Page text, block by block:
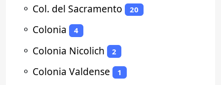
⚬ Col. del Sacramento 20
⚬ Colonia 4
⚬ Colonia Nicolich 2
⚬ Colonia Valdense 1